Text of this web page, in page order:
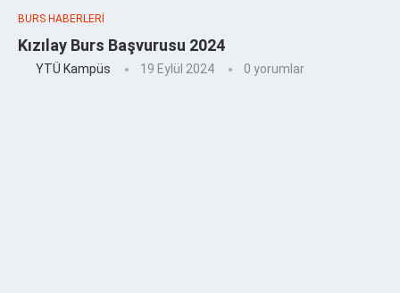
BURS HABERLERI
Kızılay Burs Başvurusu 2024
YTÜ Kampüs 19 Eylül 2024 0 yorumlar